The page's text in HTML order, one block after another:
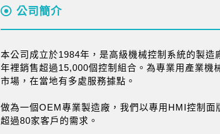
公司簡介
本公司成立於1984年，是高級機械控制系統的製
年裡銷售超過15,000個控制組合。為專業用產業機
市場，在當地有多處服務據點。
做為一個OEM專業製造廠，我們以專用HMI控制
超過80家客戶的需求。